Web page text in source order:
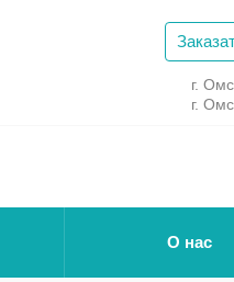
г.
г.
О нас